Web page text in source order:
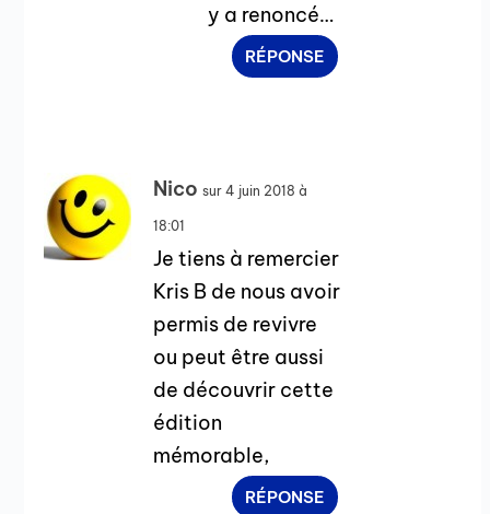
y a renoncé…
RÉPONSE
Nico sur 4 juin 2018 à
18:01
Je tiens à remercier
Kris B de nous avoir
permis de revivre
ou peut être aussi
de découvrir cette
édition
mémorable,
RÉPONSE